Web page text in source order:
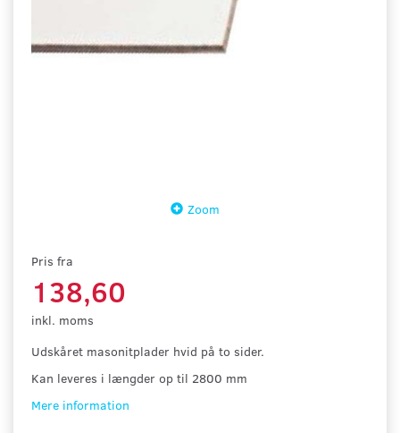
Zoom
Pris fra
138,60
inkl. moms
Udskåret masonitplader hvid på to sider.
Kan leveres i længder op til 2800 mm
Mere information